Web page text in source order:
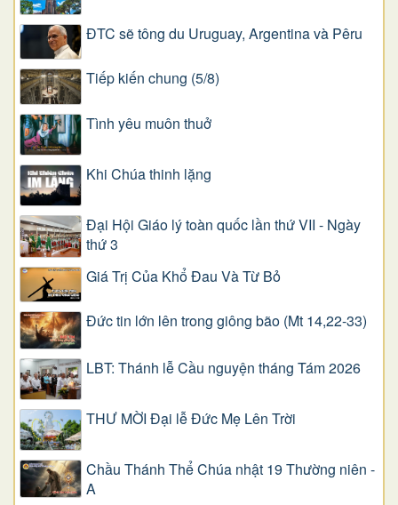
ĐTC sẽ tông du Uruguay, Argentina và Pêru
Tiếp kiến chung (5/8)
Tình yêu muôn thuở
Khi Chúa thinh lặng
Đại Hội Giáo lý toàn quốc lần thứ VII - Ngày
thứ 3
Giá Trị Của Khổ Ðau Và Từ Bỏ
Đức tin lớn lên trong giông bão (Mt 14,22-33)
LBT: Thánh lễ Cầu nguyện tháng Tám 2026
THƯ MỜI Đại lễ Đức Mẹ Lên Trời
Chầu Thánh Thể Chúa nhật 19 Thường niên -
A